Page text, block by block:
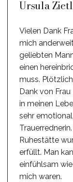
Ursula
Vielen Dank
mich
geliebten
einen
muss.
Dank von
in meinen
sehr
Ruhestätte
erfüllt. Man
einfühlsam
mich waren.